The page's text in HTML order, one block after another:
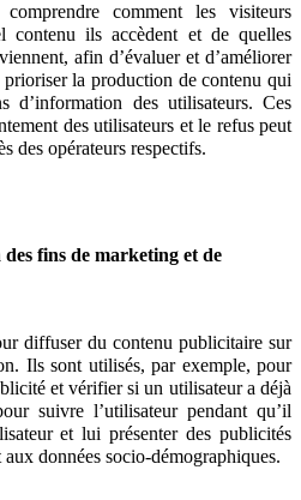
comment les visiteurs
ils accèdent et de quelles
afin d’évaluer et d’améliorer
la production de contenu qui
d’information des utilisateurs. Ces
des utilisateurs et le refus peut
des opérateurs respectifs.
fins de marketing et de
diffuser du contenu publicitaire sur
Ils sont utilisés, par exemple, pour
et vérifier si un utilisateur a déjà
suivre l’utilisateur pendant qu’il
et lui présenter des publicités
données socio-démographiques.